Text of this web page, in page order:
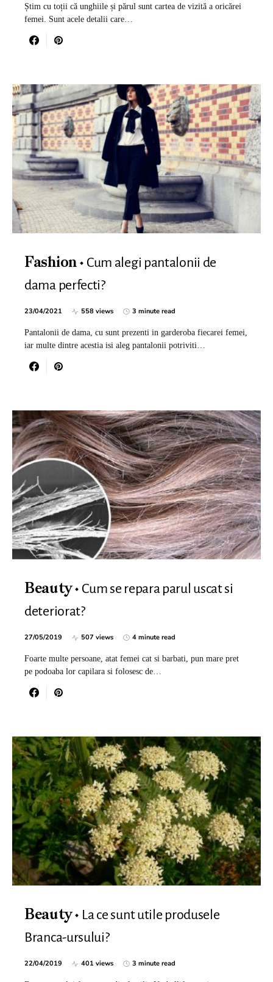
Știm cu toții că unghiile și părul sunt cartea de vizită a oricărei
femei. Sunt acele detalii care…
Fashion
Cum alegi pantalonii de
dama perfecti?
23/04/2021 558 views 3 minute read
Pantalonii de dama, cu sunt prezenti in garderoba fiecarei femei,
iar multe dintre acestia isi aleg pantalonii potriviti…
Beauty
Cum se repara parul uscat si
deteriorat?
27/05/2019 507 views 4 minute read
Foarte multe persoane, atat femei cat si barbati, pun mare pret
pe podoaba lor capilara si folosesc de…
Beauty
La ce sunt utile produsele
Branca-ursului?
22/04/2019 401 views 3 minute read